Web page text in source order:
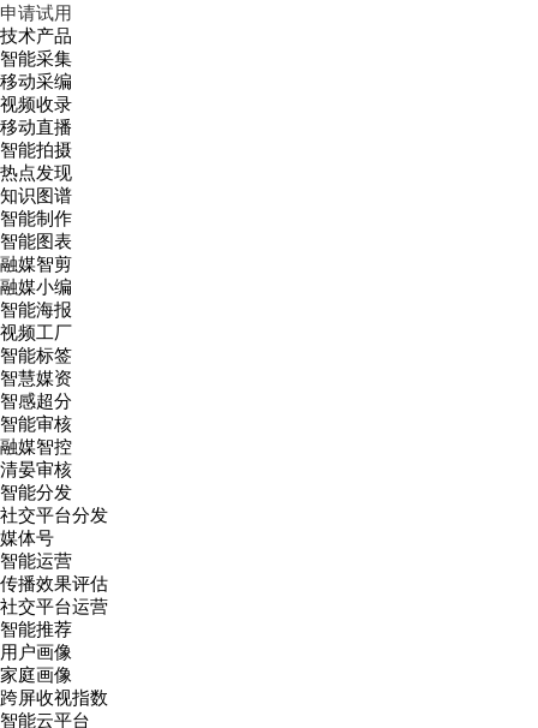
申请试用
技术产品
智能采集
移动采编
视频收录
移动直播
智能拍摄
热点发现
知识图谱
智能制作
智能图表
融媒智剪
融媒小编
智能海报
视频工厂
智能标签
智慧媒资
智感超分
智能审核
融媒智控
清晏审核
智能分发
社交平台分发
媒体号
智能运营
传播效果评估
社交平台运营
智能推荐
用户画像
家庭画像
跨屏收视指数
智能云平台